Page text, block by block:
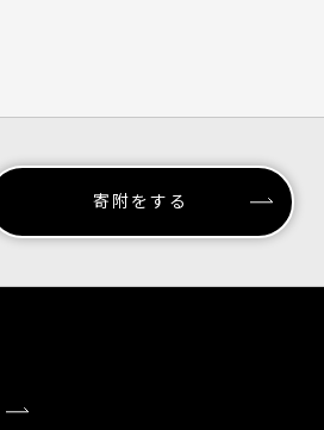
寄附をする